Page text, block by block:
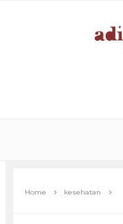
Home kesehatan